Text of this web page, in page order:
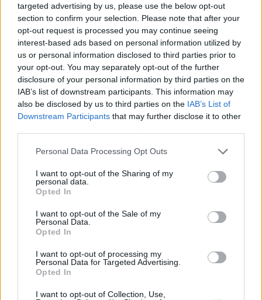
targeted advertising by us, please use the below opt-out
section to confirm your selection. Please note that after your
opt-out request is processed you may continue seeing
interest-based ads based on personal information utilized by
us or personal information disclosed to third parties prior to
your opt-out. You may separately opt-out of the further
disclosure of your personal information by third parties on the
IAB’s list of downstream participants. This information may
also be disclosed by us to third parties on the IAB’s List of
Downstream Participants that may further disclose it to other
Personal Data Processing Opt Outs
I want to opt-out of the Sharing of my
personal data.
Opted In
I want to opt-out of the Sale of my
Personal Data.
Opted In
I want to opt-out of processing my
Personal Data for Targeted Advertising.
Opted In
I want to opt-out of Collection, Use,